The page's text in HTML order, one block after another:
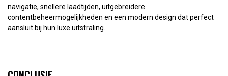
navigatie, snellere laadtijden, uitgebreidere
contentbeheermogelijkheden en een modern design dat perfect
aansluit bij hun luxe uitstraling.